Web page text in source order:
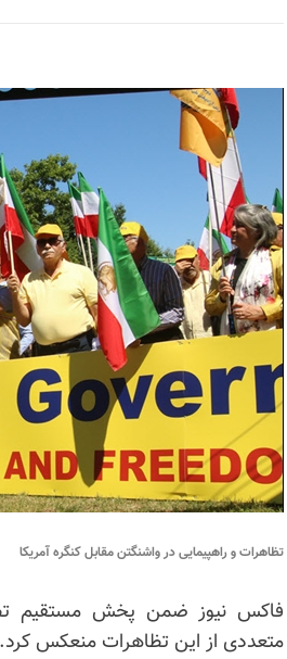
تظاهرات و راهپیمایی در واشنگتن مقابل کنگره آمریکا
فاکس نیوز ضمن پخش مستقیم
متعددی از این تظاهرات منعکس کرد.